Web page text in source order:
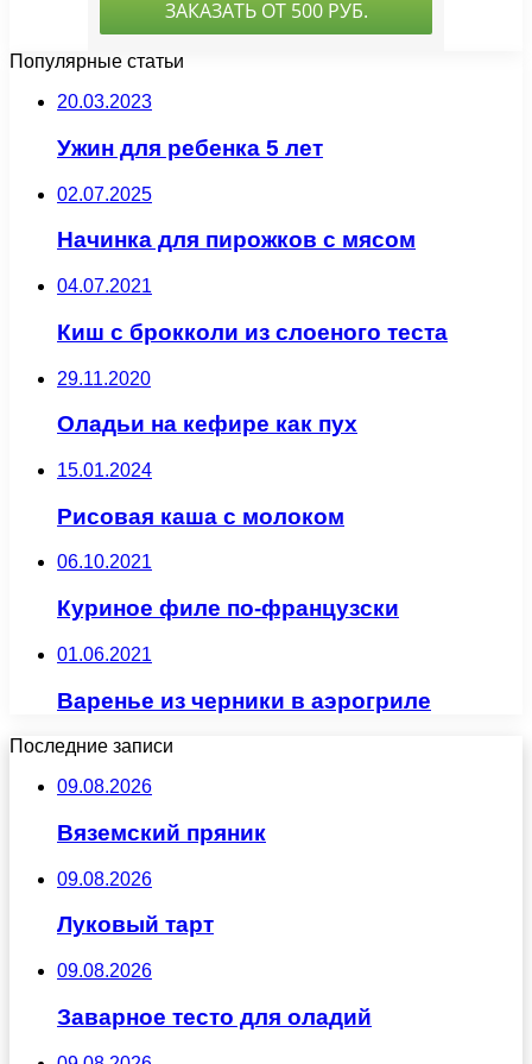
Популярные статьи
20.03.2023
Ужин для ребенка 5 лет
02.07.2025
Начинка для пирожков с мясом
04.07.2021
Киш с брокколи из слоеного теста
29.11.2020
Оладьи на кефире как пух
15.01.2024
Рисовая каша с молоком
06.10.2021
Куриное филе по-французски
01.06.2021
Варенье из черники в аэрогриле
Последние записи
09.08.2026
Вяземский пряник
09.08.2026
Луковый тарт
09.08.2026
Заварное тесто для оладий